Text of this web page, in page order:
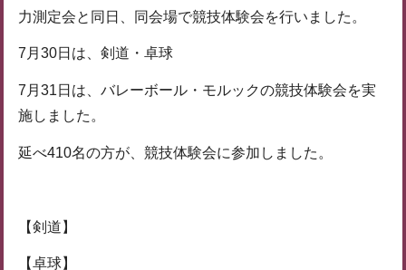
力測定会と同日、同会場で競技体験会を行いました。
7月30日は、剣道・卓球
7月31日は、バレーボール・モルックの競技体験会を実
施しました。
延べ410名の方が、競技体験会に参加しました。
【剣道】
【卓球】